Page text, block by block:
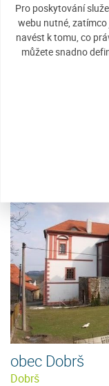
Pro poskytování
webu nutné,
navést k tomu, co
můžete snadno
Mrazové
Mrazové srázy u
památka ev. č. 626
obec Dobrš
Dobrš